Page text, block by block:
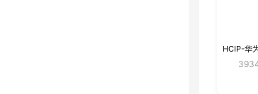
1.考生
2.由于
HCIP-华